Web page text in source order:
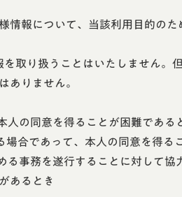
情報について、当該利用目的のた
取り扱うことはいたしません。
りません。
の同意を得ることが困難である
合であって、本人の同意を得る
事務を遂行することに対して協
あるとき